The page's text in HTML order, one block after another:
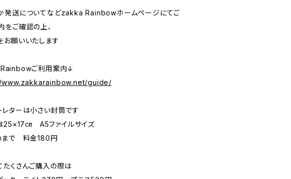
発送についてなどzakka Rainbowホームページにてご
をご確認の上、
お願いいたします
ご利用案内↓
guide/
レターは小さい封筒です
25×17㎝ A5ファイルサイズ
まで 料金180円
たくさんご購入の際は